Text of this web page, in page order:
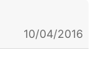
10/04/2016